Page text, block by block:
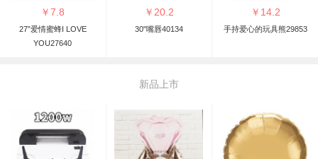
￥7.8
27”爱情蜜蜂I LOVE
YOU27640
￥ 20.2
30"嘴唇40134
￥ 14.2
手持爱心的玩具熊29853
新品上市